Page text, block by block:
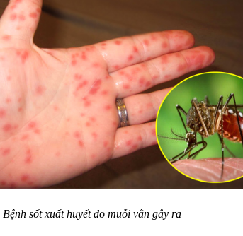
Bệnh sốt xuất huyết do muỗi vằn gây ra